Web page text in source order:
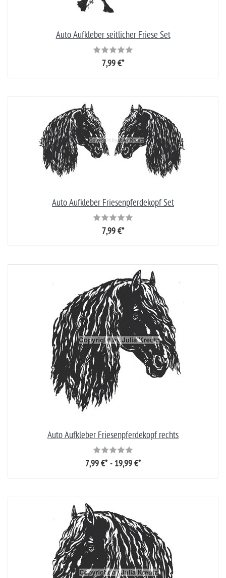
Auto Aufkleber seitlicher Friese Set
7,99 €*
Auto Aufkleber Friesenpferdekopf Set
7,99 €*
Auto Aufkleber Friesenpferdekopf rechts
7,99 €* - 19,99 €*